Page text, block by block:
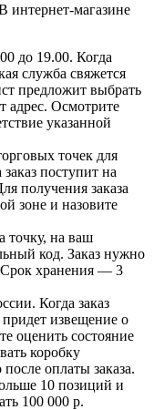
интернет-магазине
до 19.00. Когда
служба свяжется
предложит выбрать
адрес. Осмотрите
указанной
точек для
поступит на
получения заказа
зоне и назовите
точку, на ваш
код. Заказ нужно
Срок хранения — 3
Когда заказ
извещение о
оценить состояние
коробку
оплаты заказа.
10 позиций и
100 000 р.